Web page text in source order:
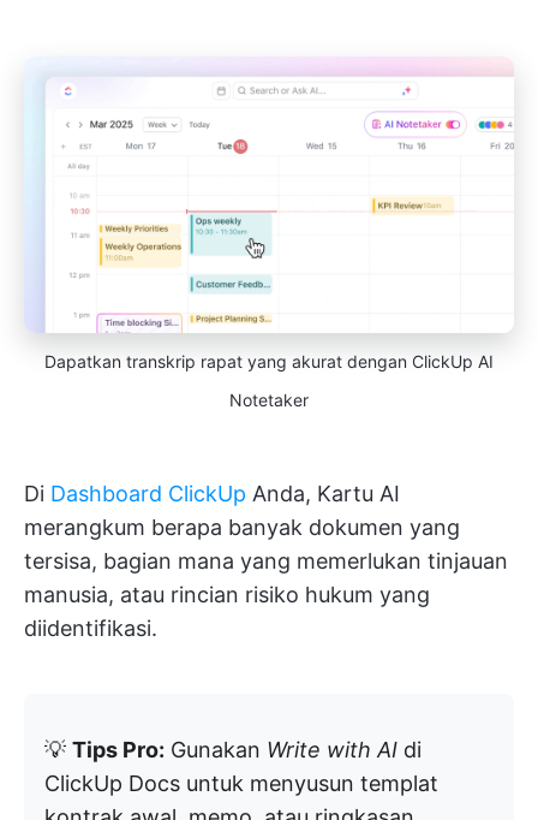
Dapatkan transkrip rapat yang akurat dengan ClickUp AI
Notetaker
Di Dashboard ClickUp Anda, Kartu AI
merangkum berapa banyak dokumen yang
tersisa, bagian mana yang memerlukan tinjauan
manusia, atau rincian risiko hukum yang
diidentifikasi.
💡 Tips Pro: Gunakan Write with AI di
ClickUp Docs untuk menyusun templat